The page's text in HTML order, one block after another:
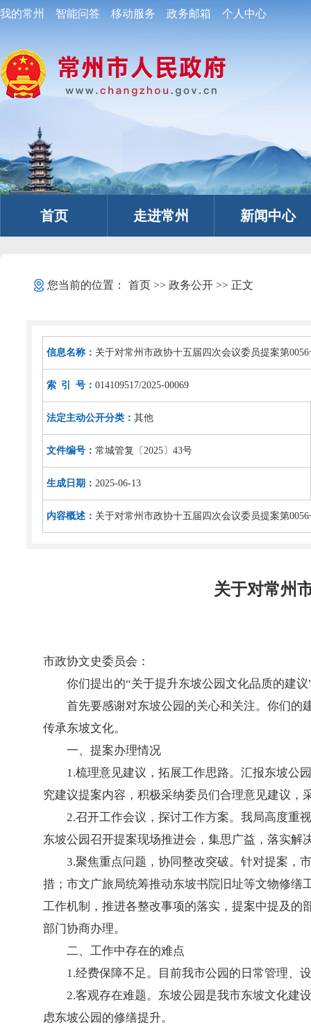
我的常州 智能问答 移动服务 政务邮箱 个人中心
首页 走进常州 新闻中心
您当前的位置： 首页>> 政务公开>> 正文
信息名称： 关于对常州市政协十五届四次会议委员提案第
索 引 号： 014109517/2025-00069
法定主动公开分类： 其他
文件编号： 常城管复〔2025〕43号
生成日期： 2025-06-13
内容概述： 关于对常州市政协十五届四次会议委员提案第
关于对常州
市政协文史委员会：
你们提出的“关于提升东坡公园文化品质的建
首先要感谢对东坡公园的关心和关注。你们的
传承东坡文化。
一、提案办理情况
1.梳理意见建议，拓展工作思路。汇报东坡公
究建议提案内容，积极采纳委员们合理意见建议，
2.召开工作会议，探讨工作方案。我局高度重
东坡公园召开提案现场推进会，集思广益，落实解
3.聚焦重点问题，协同整改突破。针对提案，
措；市文广旅局统筹推动东坡书院旧址等文物修缮
工作机制，推进各整改事项的落实，提案中提及
部门协商办理。
二、工作中存在的难点
1.经费保障不足。目前我市公园的日常管理、
2.客观存在难题。东坡公园是我市东坡文化建
虑东坡公园的修缮提升。